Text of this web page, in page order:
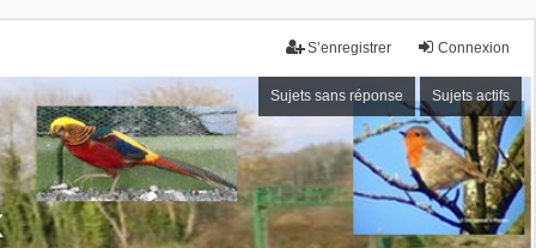
Connexion
S’enregistrer
Sujets sans réponse Sujets actifs